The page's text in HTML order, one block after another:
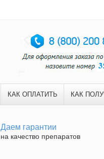
КАК ОПЛАТИТЬ КАК
Даем гарантии
на качество препаратов